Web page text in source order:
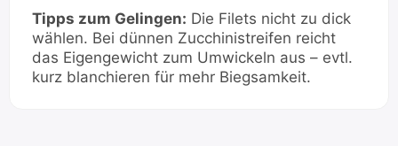
Tipps zum Gelingen: Die Filets nicht zu dick
wählen. Bei dünnen Zucchinistreifen reicht
das Eigengewicht zum Umwickeln aus – evtl.
kurz blanchieren für mehr Biegsamkeit.